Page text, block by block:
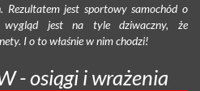
Rezultatem jest sportowy samochód o
wygląd jest na tyle dziwaczny, że
I o to właśnie w nim chodzi!
- osiągi i wrażenia